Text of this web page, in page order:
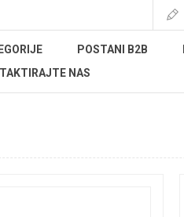
POSTANI B2B
NAS